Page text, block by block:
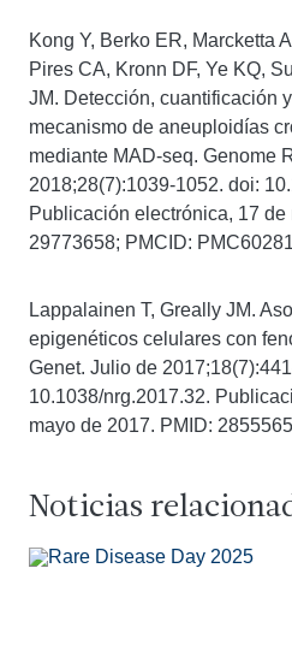
Kong Y, Berko ER, Marcketta
Pires CA, Kronn DF, Ye KQ,
JM. Detección, cuantificación
mecanismo de aneuploidías
mediante MAD-seq. Genome
2018;28(7):1039-1052. doi:
Publicación electrónica, 17 de
29773658; PMCID:
Lappalainen T, Greally JM.
epigenéticos celulares con
Genet. Julio de
10.1038/nrg.2017.32.
mayo de 2017. PMID:
Noticias